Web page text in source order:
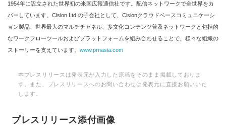
1954年に設立された世界初の米国広報通信社です。配信ネットワークで全世界をカ
バーしています。Cision Ltd.の子会社として、Cisionクラウドベースコミュニケーシ
ョン製品、世界最大のマルチチャネル、多文化コンテンツ普及ネットワークと包括的
なワークフローツールおよびプラットフォームを組み合わせることで、様々な組織の
ストーリーを支えています。 www.prnasia.com
本プレスリリースは発表元が入力した原稿をそのまま掲載しておりま
す。また、プレスリリースへのお問い合わせは発表元に直接お願いいた
します。
プレスリリース添付画像